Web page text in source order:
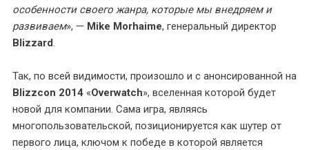
особенности своего жанра, которые мы внедряем и
развиваем», — Mike Morhaime, генеральный директор
Blizzard.
Так, по всей видимости, произошло и с анонсированной на
Blizzcon 2014 «Overwatch», вселенная которой будет
новой для компании. Сама игра, являясь
многопользовательской, позиционируется как шутер от
первого лица, ключом к победе в которой является